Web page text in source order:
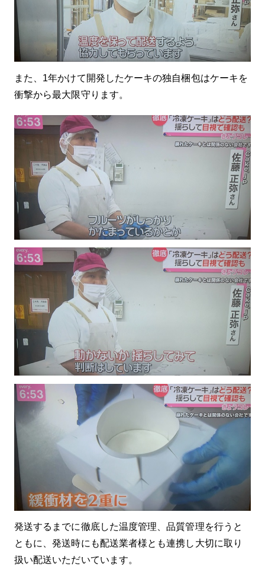
また、1年かけて開発したケーキの独自梱包はケーキを
衝撃から最大限守ります。
発送するまでに徹底した温度管理、品質管理を行うと
ともに、発送時にも配送業者様とも連携し大切に取り
扱い配送いただいています。